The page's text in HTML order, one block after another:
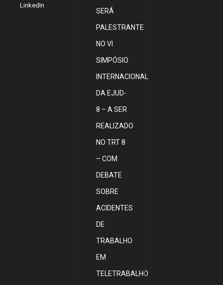
LinkedIn
SERÁ
PALESTRANTE
NO VI
SIMPÓSIO
INTERNACIONAL
DA EJUD-
8 – A SER
REALIZADO
NO TRT 8
– COM
DEBATE
SOBRE
ACIDENTES
DE
TRABALHO
EM
TELETRABALHO